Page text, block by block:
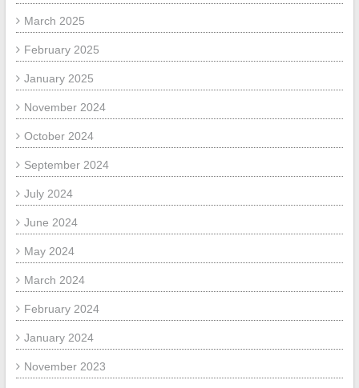
March 2025
February 2025
January 2025
November 2024
October 2024
September 2024
July 2024
June 2024
May 2024
March 2024
February 2024
January 2024
November 2023